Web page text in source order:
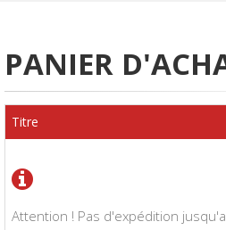
PANIER
Attention ! Pas d'expédition
Titre